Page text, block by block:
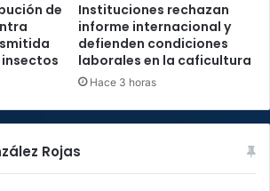
de
Instituciones rechazan
informe internacional y
defienden condiciones
laborales en la caficultura
Hace 3 horas
Rojas